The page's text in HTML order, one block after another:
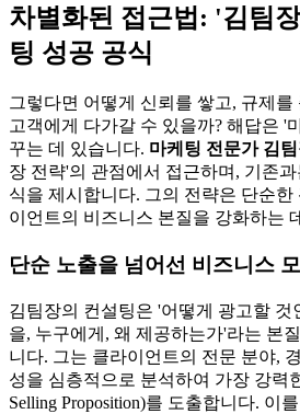
차별화된 접근법: '김팀
팅 성공 공식
그렇다면 어떻게 신뢰를 쌓고, 규제를
고객에게 다가갈 수 있을까? 해답은 '
꾸는 데 있습니다. 마케팅 전문가 김
장 전략'의 관점에서 접근하며, 기존
식을 제시합니다. 그의 전략은 단순
이언트의 비즈니스 본질을 강화하는
단순 노출을 넘어선 비즈니스
김팀장의 컨설팅은 '어떻게 광고할 것
을, 누구에게, 왜 제공하는가'라는 본
니다. 그는 클라이언트의 전문 분야,
성을 심층적으로 분석하여 가장 강력
Selling Proposition)를 도출합니다. 이